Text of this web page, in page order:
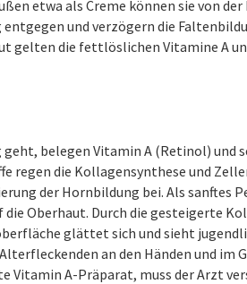
etwa als Creme können sie von
und verzögern die
gelten die fettlöslichen Vitamine A
belegen Vitamin A (Retinol) und
regen die Kollagensynthese und
der Hornbildung bei. Als sanftes
Oberhaut. Durch die gesteigerte
glättet sich und sieht
an den Händen und im
Vitamin A-Präparat, muss der Arzt